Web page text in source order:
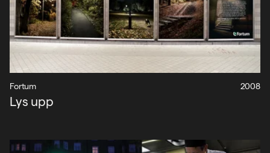
Fortum 2008
Lys upp